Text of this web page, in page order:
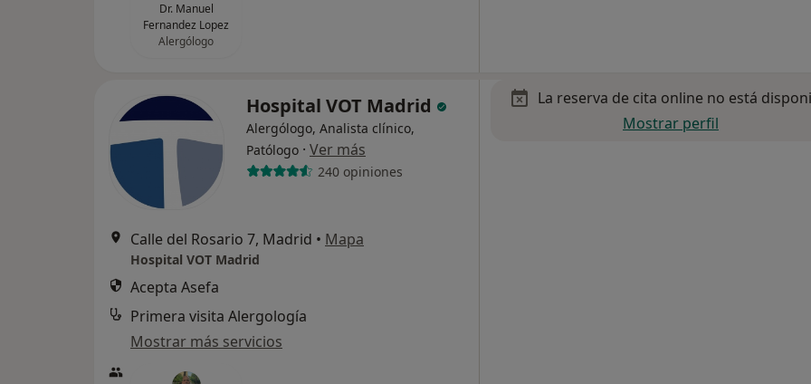
Dr. Manuel
Fernandez Lopez
Alergólogo
Hospital VOT Madrid
Alergólogo, Analista clínico,
Patólogo · Ver más
240 opiniones
Calle del Rosario 7, Madrid • Mapa
Hospital VOT Madrid
Acepta Asefa
Primera visita Alergología
Mostrar más servicios
La reserva de cita online no está
Mostrar perfil